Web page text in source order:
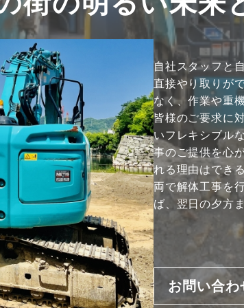
自社スタッフと
直接やり取りが
なく、作業や重
皆様のご要求に
いフレキシブル
事のご提供を心
れる理由はでき
両で解体工事を
ば、翌日の夕方
お問い合わ